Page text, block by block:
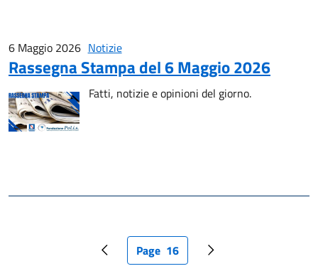
6 Maggio 2026 Notizie
Rassegna Stampa del 6 Maggio 2026
Fatti, notizie e opinioni del giorno.
Pagina precedentePagina attuale
Page 16 Pagina successiva